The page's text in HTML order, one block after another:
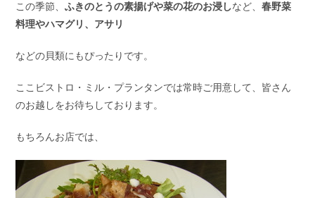
この季節、ふきのとうの素揚げや菜の花のお浸しなど、春野菜
料理やハマグリ、アサリ
などの貝類にもぴったりです。
ここビストロ・ミル・プランタンでは常時ご用意して、皆さん
のお越しをお待ちしております。
もちろんお店では、